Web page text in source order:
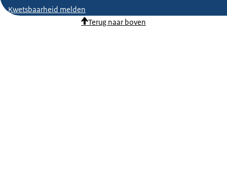
Kwetsbaarheid melden
Terug naar boven